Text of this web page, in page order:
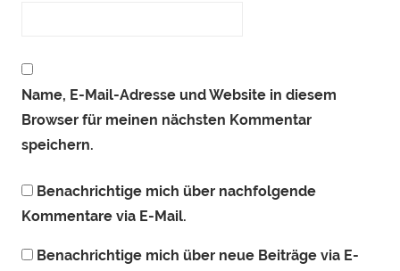
Name, E-Mail-Adresse und Website in diesem
Browser für meinen nächsten Kommentar
speichern.
Benachrichtige mich über nachfolgende
Kommentare via E-Mail.
Benachrichtige mich über neue Beiträge via E-